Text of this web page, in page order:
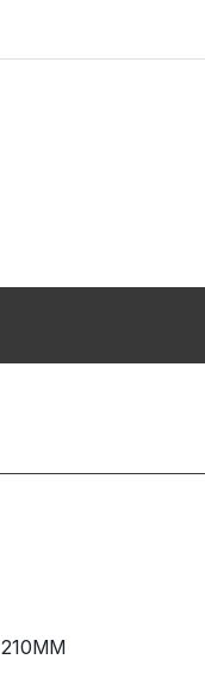
210MM